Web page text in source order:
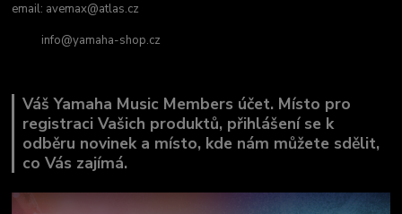
email: avemax@atlas.cz
info@yamaha-shop.cz
Váš Yamaha Music Members účet. Místo pro
registraci Vašich produktů, přihlášení se k
odběru novinek a místo, kde nám můžete sdělit,
co Vás zajímá.